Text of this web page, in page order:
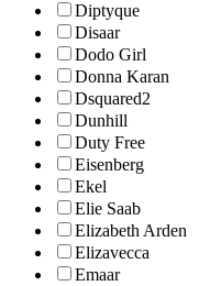
Diptyque
Disaar
Dodo Girl
Donna Karan
Dsquared2
Dunhill
Duty Free
Eisenberg
Ekel
Elie Saab
Elizabeth Arden
Elizavecca
Emaar